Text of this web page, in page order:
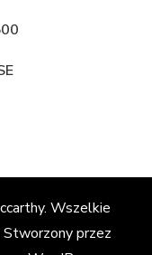
. Wszelkie
Stworzony przez